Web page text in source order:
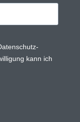
kann ich